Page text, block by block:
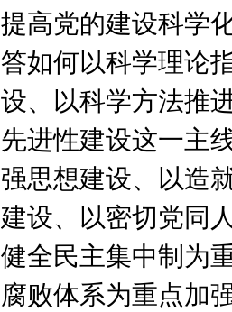
提高党的建设科学
答如何以科学理论
设、以科学方法推
先进性建设这一主
强思想建设、以造
建设、以密切党同
健全民主集中制为
腐败体系为重点加